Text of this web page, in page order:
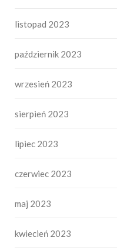
listopad 2023
październik 2023
wrzesień 2023
sierpień 2023
lipiec 2023
czerwiec 2023
maj 2023
kwiecień 2023